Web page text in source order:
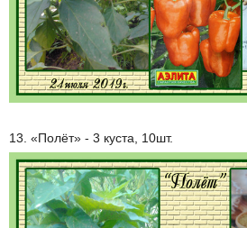
13. «Полёт» - 3 куста, 10шт.